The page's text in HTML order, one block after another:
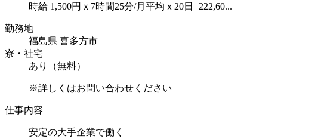
時給 1,500円ｘ7時間25分/月平均ｘ20日=222,60...
勤務地
福島県 喜多方市
寮・社宅
あり（無料）
※詳しくはお問い合わせください
仕事内容
安定の大手企業で働く